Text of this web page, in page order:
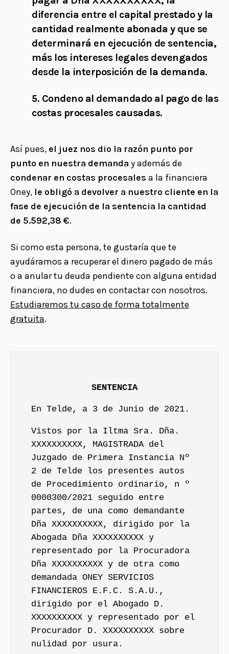
diferencia entre el capital prestado y la
cantidad realmente abonada y que se
determinará en ejecución de sentencia,
más los intereses legales devengados
desde la interposición de la demanda.
5. Condeno al demandado al pago de las
costas procesales causadas.
Así pues, el juez nos dio la razón punto por
punto en nuestra demanda y además de
condenar en costas procesales a la financiera
Oney, le obligó a devolver a nuestro cliente en la
fase de ejecución de la sentencia la cantidad
de 5.592,38 €.
Si como esta persona, te gustaría que te
ayudáramos a recuperar el dinero pagado de más
o a anular tu deuda pendiente con alguna entidad
financiera, no dudes en contactar con nosotros.
Estudiaremos tu caso de forma totalmente
gratuita.
SENTENCIA
En Telde, a 3 de Junio de 2021.
Vistos por la Iltma Sra. Dña.
XXXXXXXXXX, MAGISTRADA del
Juzgado de Primera Instancia Nº
2 de Telde los presentes autos
de Procedimiento ordinario, n º
0000300/2021 seguido entre
partes, de una como demandante
Dña XXXXXXXXXX, dirigido por la
Abogada Dña XXXXXXXXXX y
representado por la Procuradora
Dña XXXXXXXXXX y de otra como
demandada ONEY SERVICIOS
FINANCIEROS E.F.C. S.A.U.,
dirigido por el Abogado D.
XXXXXXXXXX y representado por el
Procurador D. XXXXXXXXXX sobre
nulidad por usura.